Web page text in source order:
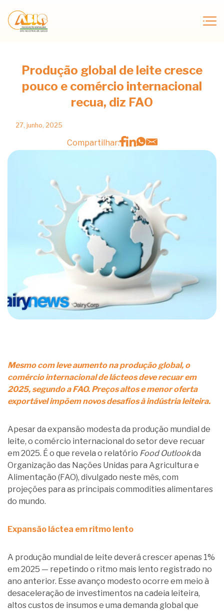
Produção global de leite cresce
pouco e comércio internacional
recua, diz FAO
27, junho, 2025
Compartilhar:
Mesmo com leve aumento na produção global, o
comércio internacional de lácteos deve recuar em
2025, segundo a FAO. Preços altos e menor oferta
exportável impõem novos desafios à indústria leiteira.
Apesar da expansão modesta da produção mundial de
leite, o comércio internacional do setor deve recuar
em 2025. É o que revela o relatório Food Outlookda
Organização das Nações Unidas para Agricultura e
Alimentação (FAO), divulgado neste mês, com
projeções para as principais commodities alimentares
do mundo.
Expansão láctea em ritmo lento
A produção mundial de leite deverá crescer apenas 1%
em 2025 — repetindo o ritmo mais lento registrado no
ano anterior. Esse avanço modesto ocorre em meio à
desaceleração de investimentos na cadeia leiteira,
altos custos de insumos e uma demanda global que